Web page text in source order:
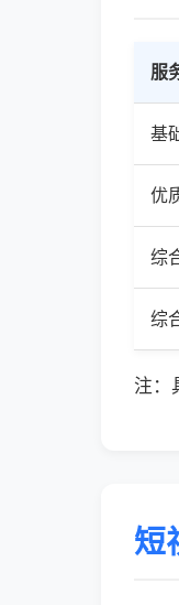
服
基
优
综
综
注：
短